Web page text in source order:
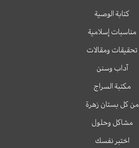
كتابة الوصية
مناسبات إسلامية
تحقيقات ومقالات
آداب وسنن
مكتبة السراج
من كل بستان زهرة
مشاكل وحلول
اختبر نفسك